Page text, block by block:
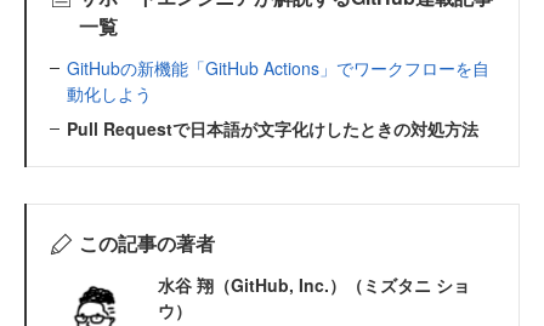
一覧
GitHubの新機能「GitHub Actions」でワークフローを自
動化しよう
Pull Requestで日本語が文字化けしたときの対処方法
この記事の著者
水谷 翔（GitHub, Inc.）（ミズタニ ショ
ウ）